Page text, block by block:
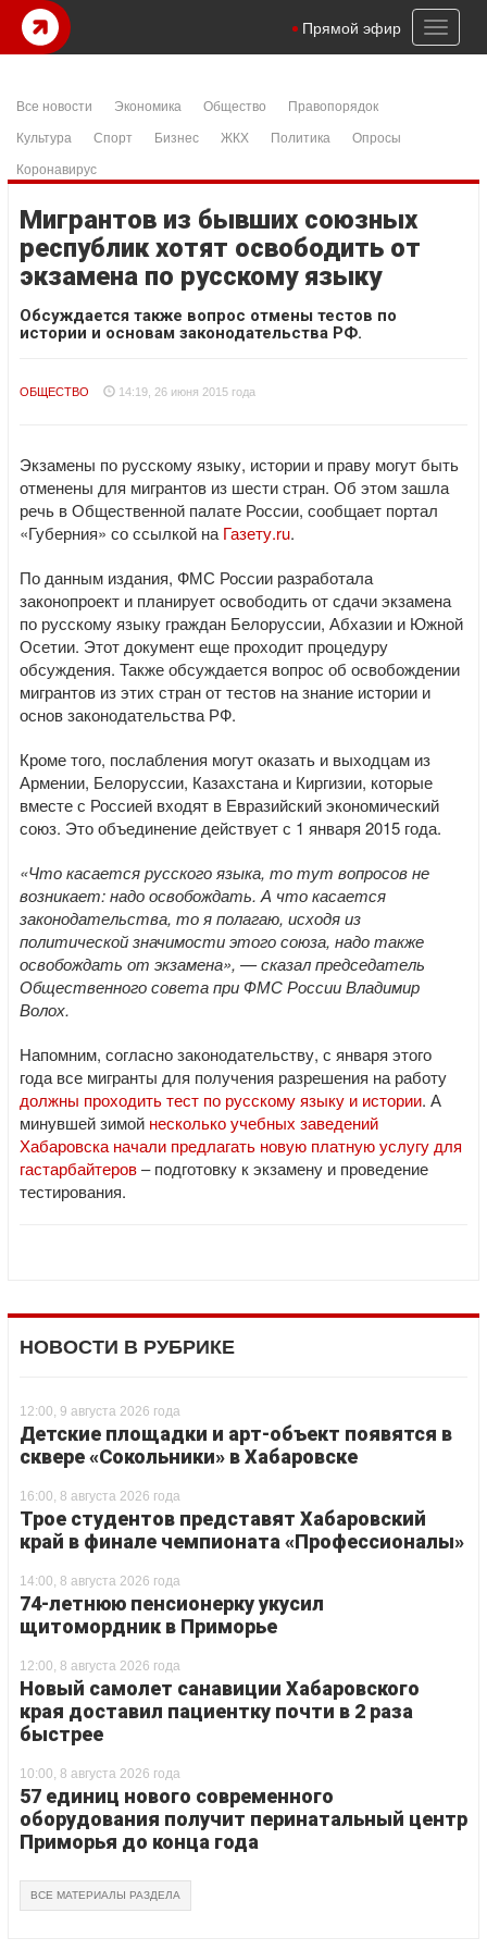
Toggle
Прямой эфир
Все новости Экономика Общество
Правопорядок
Культура
Спорт Бизнес ЖКХ Политика
Опросы
Коронавирус
Мигрантов из бывших союзных
республик хотят освободить от
экзамена по русскому языку
Обсуждается также вопрос отмены тестов по
истории и основам законодательства РФ.
ОБЩЕСТВО 14:19, 26 июня 2015 года
Экзамены по русскому языку, истории и праву могут быть
отменены для мигрантов из шести стран. Об этом зашла
речь в Общественной палате России, сообщает портал
«Губерния» со ссылкой на Газету.ru.
По данным издания, ФМС России разработала
законопроект и планирует освободить от сдачи экзамена
по русскому языку граждан Белоруссии, Абхазии и Южной
Осетии. Этот документ еще проходит процедуру
обсуждения. Также обсуждается вопрос об освобождении
мигрантов из этих стран от тестов на знание истории и
основ законодательства РФ.
Кроме того, послабления могут оказать и выходцам из
Армении, Белоруссии, Казахстана и Киргизии, которые
вместе с Россией входят в Евразийский экономический
союз. Это объединение действует с 1 января 2015 года.
«Что касается русского языка, то тут вопросов не
возникает: надо освобождать. А что касается
законодательства, то я полагаю, исходя из
политической значимости этого союза, надо также
освобождать от экзамена», — сказал председатель
Общественного совета при ФМС России Владимир
Волох.
Напомним, согласно законодательству, с января этого
года все мигранты для получения разрешения на работу
должны проходить тест по русскому языку и истории. А
минувшей зимой несколько учебных заведений
Хабаровска начали предлагать новую платную услугу для
гастарбайтеров– подготовку к экзамену и проведение
тестирования.
НОВОСТИ В РУБРИКЕ
12:00, 9 августа 2026 года
Детские площадки и арт-объект появятся в
сквере «Сокольники» в Хабаровске
16:00, 8 августа 2026 года
Трое студентов представят Хабаровский
край в финале чемпионата «Профессионалы»
14:00, 8 августа 2026 года
74-летнюю пенсионерку укусил
щитомордник в Приморье
12:00, 8 августа 2026 года
Новый самолет санавиции Хабаровского
края доставил пациентку почти в 2 раза
быстрее
10:00, 8 августа 2026 года
57 единиц нового современного
оборудования получит перинатальный центр
Приморья до конца года
ВСЕ МАТЕРИАЛЫ РАЗДЕЛА